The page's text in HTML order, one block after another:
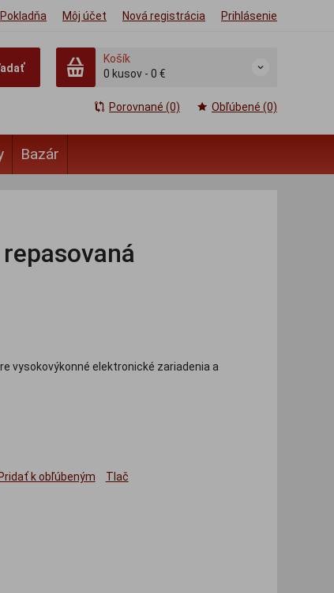
Pokladňa Môj účet Nová registrácia Prihlásenie
Košík
0 kusov - 0 €
Porovnané (0) Obľúbené (0)
Bazár
vysokovýkonné elektronické zariadenia a
Pridať k obľúbeným Tlač